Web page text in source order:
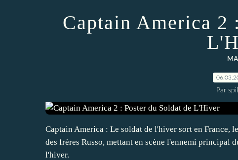
Captain America 2
Par
Captain America : Le soldat de l'hiver sort en France,
des frères Russo, mettant en scène l'ennemi principal
l'hiver.